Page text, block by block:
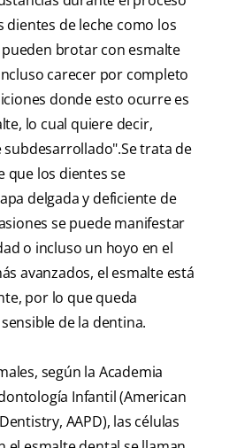
dientes de leche como los
brotar con esmalte
carecer por completo
donde esto ocurre es
lo cual quiere decir,
trata de
que los dientes se
delgada y deficiente de
se puede manifestar
o incluso un hoyo en el
avanzados, el esmalte está
por lo que queda
de la dentina.
según la Academia
Infantil (American
AAPD), las células